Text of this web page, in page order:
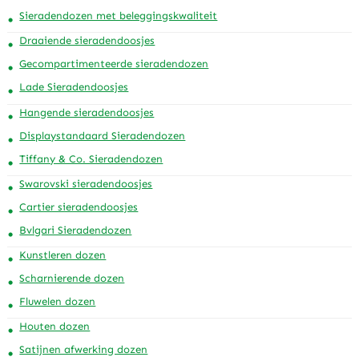
Sieradendozen met beleggingskwaliteit
Draaiende sieradendoosjes
Gecompartimenteerde sieradendozen
Lade Sieradendoosjes
Hangende sieradendoosjes
Displaystandaard Sieradendozen
Tiffany & Co. Sieradendozen
Swarovski sieradendoosjes
Cartier sieradendoosjes
Bvlgari Sieradendozen
Kunstleren dozen
Scharnierende dozen
Fluwelen dozen
Houten dozen
Satijnen afwerking dozen